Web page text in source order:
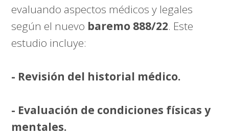
evaluando aspectos médicos y legales
según el nuevo baremo 888/22. Este
estudio incluye:
- Revisión del historial médico.
- Evaluación de condiciones físicas y
mentales.